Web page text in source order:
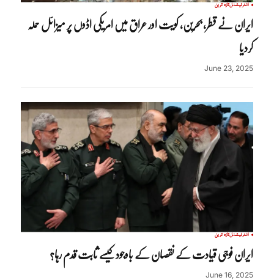
انٹرنیشنلتازہ ترین
ایران نے قطر، بحرین، کویت اور عراق میں امریکی اڈوں پر میزائل حملہ
کردیا
June 23, 2025
انٹرنیشنلتازہ ترین
ایران فوجی قیادت کے نقصان کے باوجود کیسے ثابت قدم رہا؟
June 16, 2025